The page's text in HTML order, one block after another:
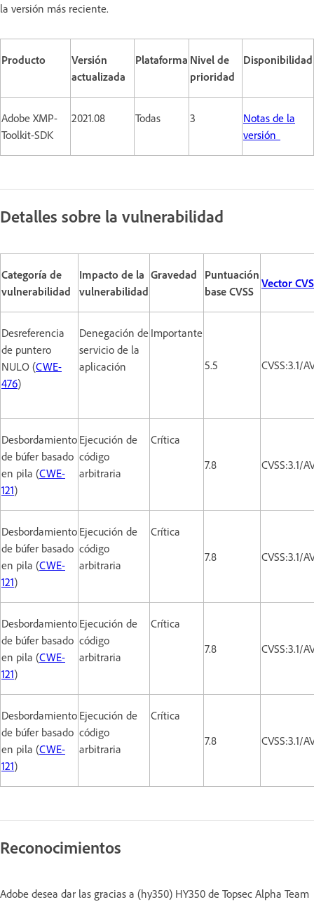
la versión más reciente.
Producto
Versión
actualizada
Plataforma Nivel de
prioridad
Disponibilidad
Adobe XMP-
Toolkit-SDK
2021.08 Todas 3
Notas de la
versión
Detalles sobre la vulnerabilidad
Categoría de
vulnerabilidad
Impacto de la
vulnerabilidad
Gravedad
Puntuación
base CVSS
Vector
Desreferencia
de puntero
NULO (CWE-
476)
Denegación de
servicio de la
aplicación
Importante
5.5 CVSS:3.1/
Desbordamiento
de búfer basado
en pila (CWE-
121)
Ejecución de
código
arbitraria
Crítica
7.8
CVSS:3.1/
Desbordamiento
de búfer basado
en pila (CWE-
121)
Ejecución de
código
arbitraria
Crítica
7.8
CVSS:3.1/
Desbordamiento
de búfer basado
en pila (CWE-
121)
Ejecución de
código
arbitraria
Crítica
7.8
CVSS:3.1/
Desbordamiento
de búfer basado
en pila (CWE-
121)
Ejecución de
código
arbitraria
Crítica
7.8
CVSS:3.1/
Reconocimientos
Adobe desea dar las gracias a (hy350) HY350 de Topsec Alpha Team